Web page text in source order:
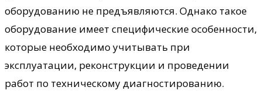
оборудованию не предъявляются. Однако такое
оборудование имеет специфические особенности,
которые необходимо учитывать при
эксплуатации, реконструкции и проведении
работ по техническому диагностированию.